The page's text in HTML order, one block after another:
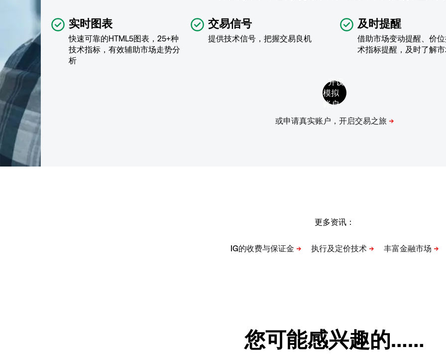
实时图表
快速可靠的HTML5图表，25+种
技术指标，有效辅助市场走势分
析
交易信号
提供技术信号，把握交易良机
及时提醒
借助市场变动提醒、价
术指标提醒，及时了解
更多资讯：
您可能感兴趣的……